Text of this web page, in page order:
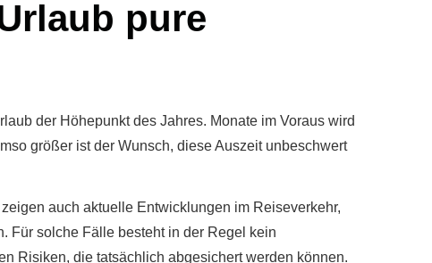
pure
der Höhepunkt des Jahres. Monate im Voraus wird
größer ist der Wunsch, diese Auszeit unbeschwert
auch aktuelle Entwicklungen im Reiseverkehr,
Für solche Fälle besteht in der Regel kein
Risiken, die tatsächlich abgesichert werden können.